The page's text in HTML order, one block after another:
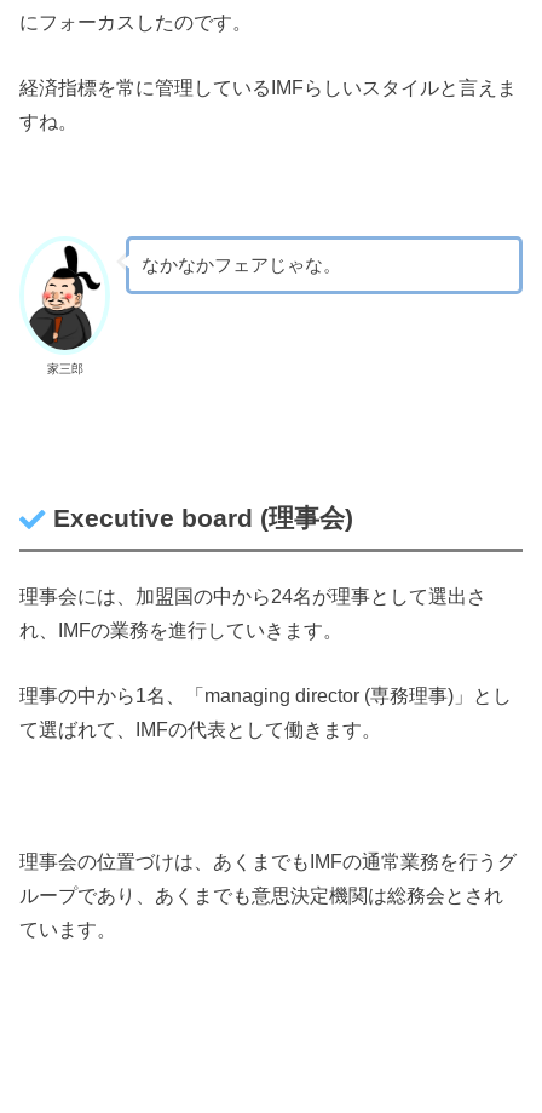
にフォーカスしたのです。
経済指標を常に管理しているIMFらしいスタイルと言えま
すね。
家三郎
なかなかフェアじゃな。
Executive board (理事会)
理事会には、加盟国の中から24名が理事として選出さ
れ、IMFの業務を進行していきます。
理事の中から1名、「managing director (専務理事)」とし
て選ばれて、IMFの代表として働きます。
理事会の位置づけは、あくまでもIMFの通常業務を行うグ
ループであり、あくまでも意思決定機関は総務会とされ
ています。